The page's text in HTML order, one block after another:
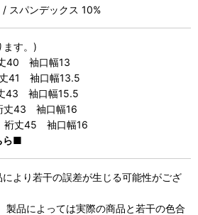
スパンデックス 10%
ます。)
40 袖口幅13
41 袖口幅13.5
43 袖口幅15.5
43 袖口幅16
丈45 袖口幅16
ら■
より若干の誤差が生じる可能性がござ
製品によっては実際の商品と若干の色合